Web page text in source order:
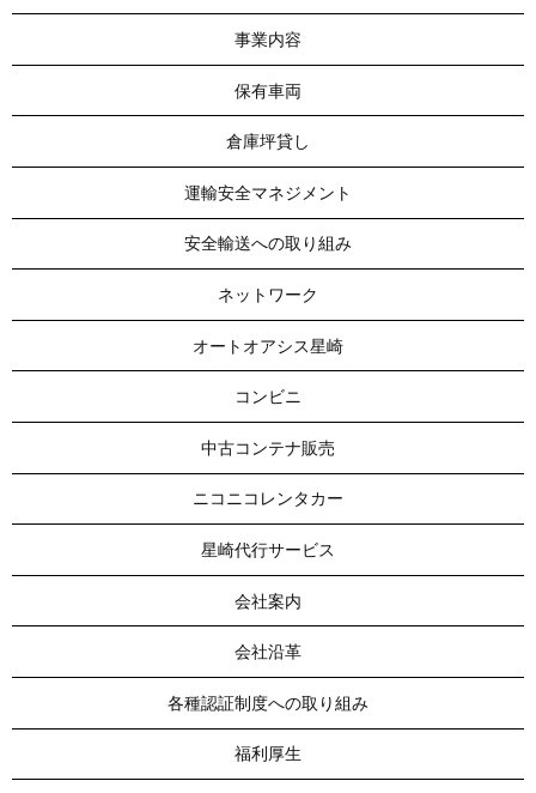
事業内容
保有車両
倉庫坪貸し
運輸安全マネジメント
安全輸送への取り組み
ネットワーク
オートオアシス星崎
コンビニ
中古コンテナ販売
ニコニコレンタカー
星崎代行サービス
会社案内
会社沿革
各種認証制度への取り組み
福利厚生